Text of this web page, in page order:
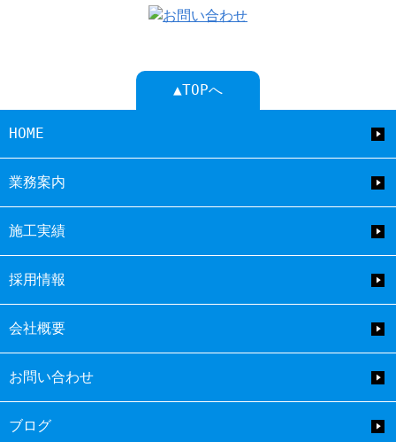
▲TOPへ
HOME
業務案内
施工実績
採用情報
会社概要
お問い合わせ
ブログ